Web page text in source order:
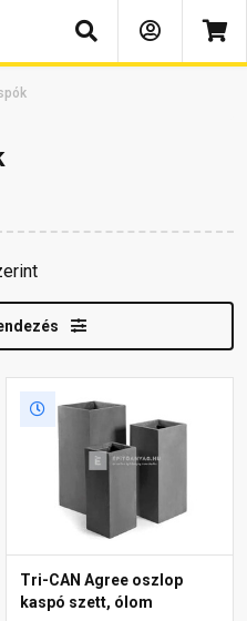
Keresés
Tri-CAN Agree oszlop
kaspó szett, ólom